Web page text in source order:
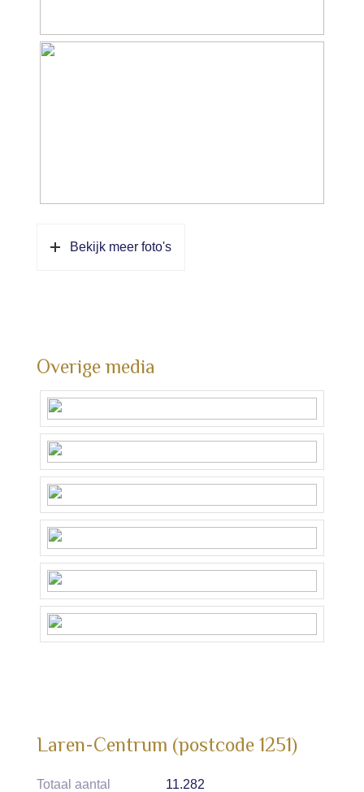
Bekijk meer foto's
Overige media
Laren-Centrum (postcode 1251)
Totaal aantal
11.282